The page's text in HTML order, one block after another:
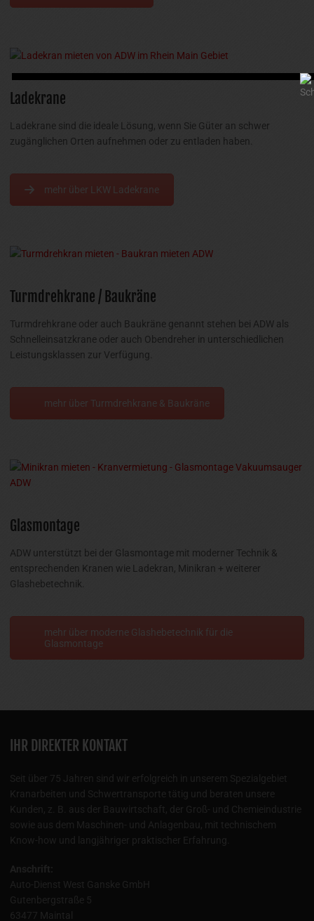
Ladekrane
Ladekrane sind die ideale Lösung, wenn Sie Güter an schwer
zugänglichen Orten aufnehmen oder zu entladen haben.
mehr über LKW Ladekrane
Turmdrehkrane / Baukräne
Turmdrehkrane oder auch Baukräne genannt stehen bei ADW als
Schnelleinsatzkrane oder auch Obendreher in unterschiedlichen
Leistungsklassen zur Verfügung.
mehr über Turmdrehkrane & Baukräne
Glasmontage
ADW unterstützt bei der Glasmontage mit moderner Technik &
entsprechenden Kranen wie Ladekran, Minikran + weiterer
Glashebetechnik.
mehr über moderne Glashebetechnik für die
Glasmontage
IHR DIREKTER KONTAKT